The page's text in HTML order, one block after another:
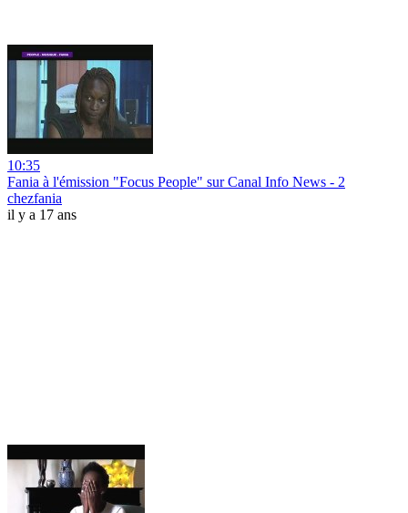
10:35
Fania à l'émission "Focus People" sur Canal Info News - 2
chezfania
il y a 17 ans